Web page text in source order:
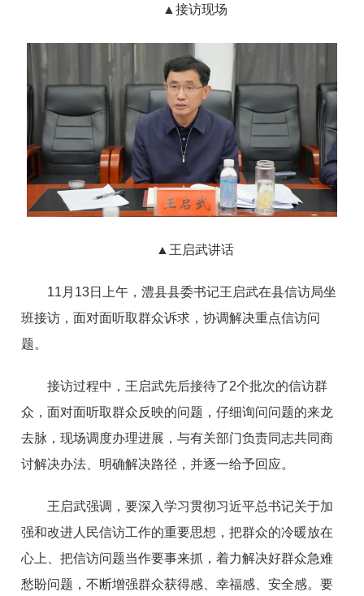
▲ 接访现场
▲ 王启武讲话
11月13日上午，澧县县委书记王启武在县信访局坐
班接访，面对面听取群众诉求，协调解决重点信访问
题。
接访过程中，王启武先后接待了2个批次的信访群
众，面对面听取群众反映的问题，仔细询问问题的来龙
去脉，现场调度办理进展，与有关部门负责同志共同商
讨解决办法、明确解决路径，并逐一给予回应。
王启武强调，要深入学习贯彻习近平总书记关于加
强和改进人民信访工作的重要思想，把群众的冷暖放在
心上、把信访问题当作要事来抓，着力解决好群众急难
愁盼问题，不断增强群众获得感、幸福感、安全感。要